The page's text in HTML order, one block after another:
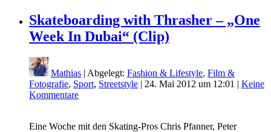
Skateboarding with Thrasher – „One
Week In Dubai“ (Clip)
Mathias | Abgelegt: Fashion & Lifestyle, Film &
Fotografie, Sport, Streetstyle | 24. Mai 2012 um 12:01 | Keine
Kommentare
Eine Woche mit den Skating-Pros Chris Pfanner, Peter